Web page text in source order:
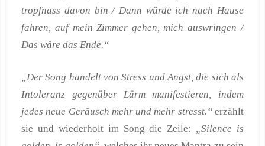
tropfnass davon bin / Dann würde ich nach Hause
fahren, auf mein Zimmer gehen, mich auswringen /
Das wäre das Ende.“
„Der Song handelt von Stress und Angst, die sich als
Intoleranz gegenüber Lärm manifestieren, indem
jedes neue Geräusch mehr und mehr stresst.“erzählt
sie und wiederholt im Song die Zeile: „Silence is